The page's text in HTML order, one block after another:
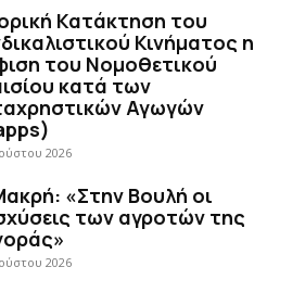
Κατάκτηση του
Κινήματος η
του Νομοθετικού
κατά των
Αγωγών
2026
«Στην Βουλή οι
των αγροτών της
2026